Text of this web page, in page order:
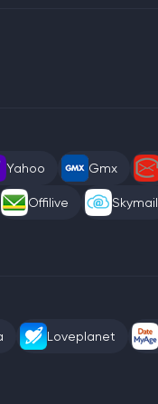
Yahoo Gmx
Offilive Skymail
Loveplanet